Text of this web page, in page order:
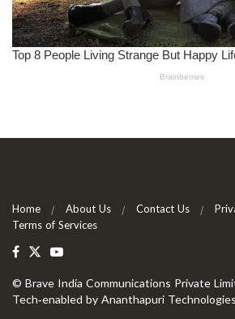
Home About Us Contact Us
Terms of Services
© Brave India Communications Private
Tech-enabled by Ananthapuri Technologies